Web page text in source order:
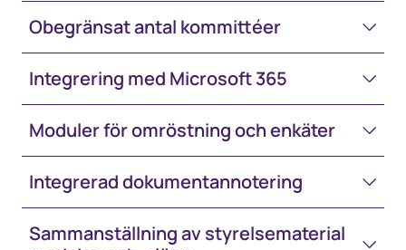
Obegränsat antal kommittéer
Integrering med Microsoft 365
Moduler för omröstning och enkäter
Integrerad dokumentannotering
Sammanställning av styrelsematerial